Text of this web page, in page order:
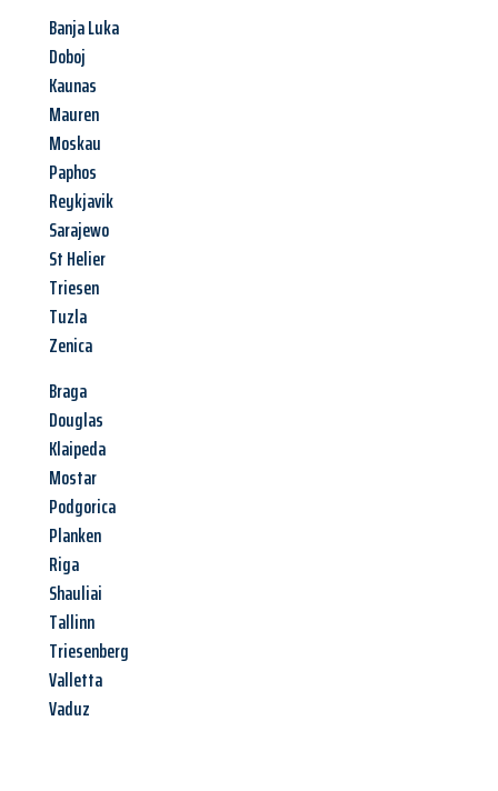
Banja Luka
Doboj
Kaunas
Mauren
Moskau
Paphos
Reykjavik
Sarajewo
St Helier
Triesen
Tuzla
Zenica
Braga
Douglas
Klaipeda
Mostar
Podgorica
Planken
Riga
Shauliai
Tallinn
Triesenberg
Valletta
Vaduz